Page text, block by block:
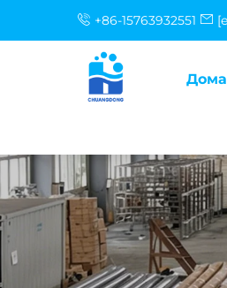
+86-15763932551